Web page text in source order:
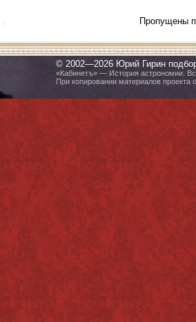
Пропущены
© 2002—2026 Юрий Гирин
«Кабинетъ» — История астрономии.
При копировании материалов проекта